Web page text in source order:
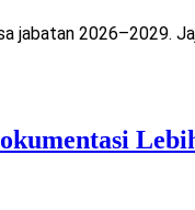
jabatan 2026–2029.